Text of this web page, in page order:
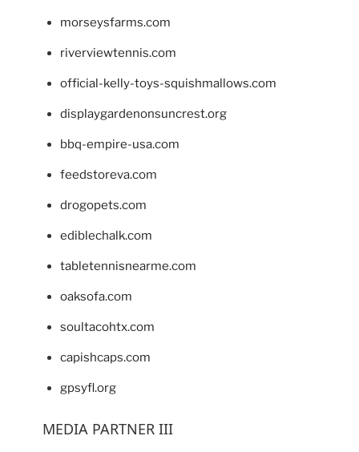
morseysfarms.com
riverviewtennis.com
official-kelly-toys-squishmallows.com
displaygardenonsuncrest.org
bbq-empire-usa.com
feedstoreva.com
drogopets.com
ediblechalk.com
tabletennisnearme.com
oaksofa.com
soultacohtx.com
capishcaps.com
gpsyfl.org
MEDIA PARTNER III